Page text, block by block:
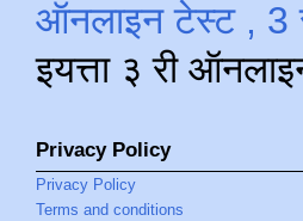
ऑनलाइन टेस्ट , 3
इयत्ता ३ री
Privacy Policy
Privacy Policy
Terms and conditions